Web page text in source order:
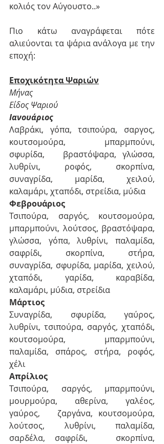
κολιός τον Αύγουστο..»
Πιο κάτω αναγράφεται πότε
αλιεύονται τα ψάρια ανάλογα με την
εποχή:
Εποχικότητα Ψαριών
Μήνας
Είδος Ψαριού
Ιανουάριος
Λαβράκι, γόπα, τσιπούρα, σαργος,
κουτσομούρα, μπαρμπούνι,
σφυρίδα,   βραστόψαρα, γλώσσα,
λυθρίνι, ροφός, σκορπίνα,
συναγρίδα, μαρίδα, χειλού,
καλαμάρι, χταπόδι, στρείδια, μύδια
Φεβρουάριος
Τσιπούρα, σαργός, κουτσομούρα,
μπαρμπούνι, λούτσος, βραστόψαρα,
γλώσσα, γόπα, λυθρίνι, παλαμίδα,
σαφρίδι, σκορπίνα, στήρα,
συναγρίδα, σφυρίδα, μαρίδα, χειλού,
χταπόδι, γαρίδα, καραβίδα,
καλαμάρι, μύδια, στρείδια
Μάρτιος
Συναγρίδα, σφυρίδα, γαύρος,
λυθρίνι, τσιπούρα, σαργός, χταπόδι,
κουτσομούρα, μπαρμπούνι,
παλαμίδα, σπάρος, στήρα, ροφός,
χέλι
Απρίλιος
Τσιπούρα, σαργός, μπαρμπούνι,
μουρμούρα, αθερίνα, γαλέος,
γαύρος,   ζαργάνα, κουτσομούρα,
λούτσος, λυθρίνι, παλαμίδα,
σαρδέλα, σαφρίδι,   σκορπίνα,